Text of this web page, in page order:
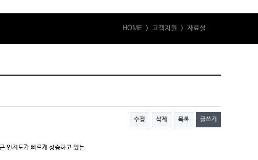
HOME > 고객지원 > 자료실
수정 삭제 목록 글쓰기
인지도가 빠르게 상승하고 있는